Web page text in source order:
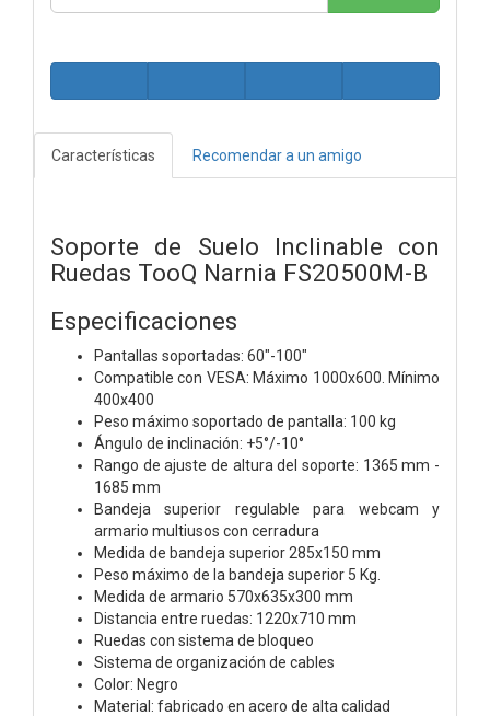
Características Recomendar a un amigo
Soporte de Suelo Inclinable con
Ruedas TooQ Narnia FS20500M-B
Especificaciones
Pantallas soportadas: 60"-100"
Compatible con VESA: Máximo 1000x600. Mínimo
400x400
Peso máximo soportado de pantalla: 100 kg
Ángulo de inclinación: +5°/-10°
Rango de ajuste de altura del soporte: 1365 mm -
1685 mm
Bandeja superior regulable para webcam y
armario multiusos con cerradura
Medida de bandeja superior 285x150 mm
Peso máximo de la bandeja superior 5 Kg.
Medida de armario 570x635x300 mm
Distancia entre ruedas: 1220x710 mm
Ruedas con sistema de bloqueo
Sistema de organización de cables
Color: Negro
Material: fabricado en acero de alta calidad